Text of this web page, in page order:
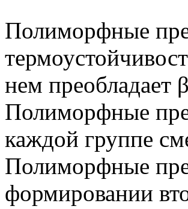
Полиморфные
нем преобладает
Полиморфные
каждой группе
Полиморфные
формировании